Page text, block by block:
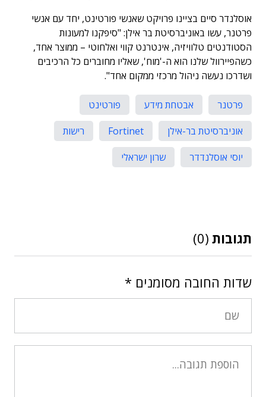
אוסלנדר סיים בציינו פרויקט שאנשי פורטינט, יחד עם אנשי
פרטנר, עשו באוניברסיטת בר אילן: "סיפקנו למעונות
הסטודנטים טלוויזיה, אינטרנט קווי ואלחוטי – ממוצר אחד,
כשהפיירוול שלנו הוא ה-'מוח', שאליו מחוברים כל הרכיבים
ושדרכו נעשה ניהול מרכזי ממקום אחד".
פרטנר אבטחת מידע
פורטינט
אוניברסיטת בר-אילן
Fortinet
רישות
יוסי אוסלנדדר
שרון ישראלי
תגובות (0)
שדות החובה מסומנים *